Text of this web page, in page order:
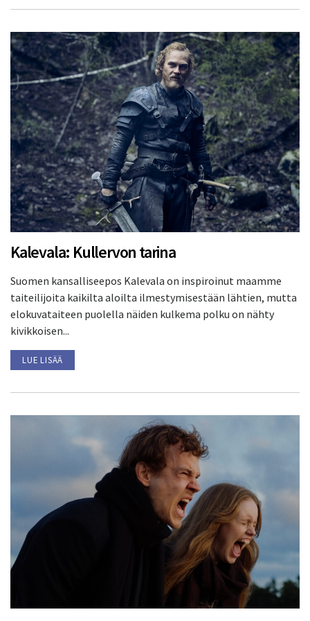
Kalevala: Kullervon tarina
Suomen kansalliseepos Kalevala on inspiroinut maamme
taiteilijoita kaikilta aloilta ilmestymisestään lähtien, mutta
elokuvataiteen puolella näiden kulkema polku on nähty
kivikkoisen...
LUE LISÄÄ